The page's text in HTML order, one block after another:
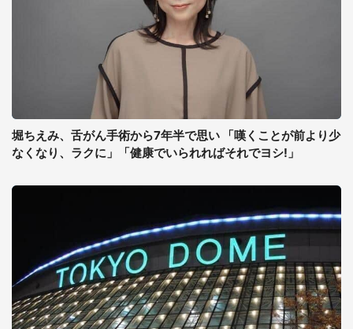
堀ちえみ、舌がん手術から7年半で思い 「嘆くことが前より少
なくなり、ラクに」「健康でいられればそれでヨシ!」